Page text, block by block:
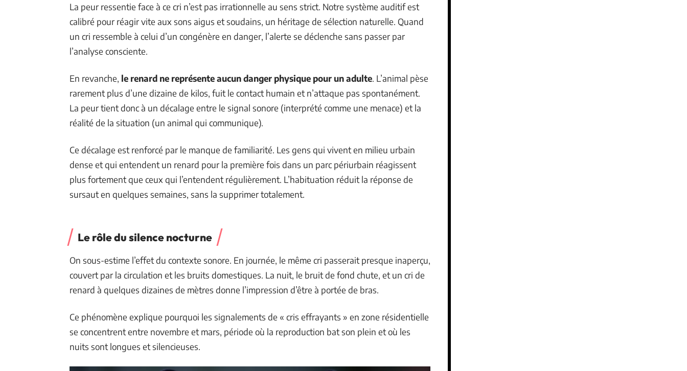
La peur ressentie face à ce cri n’est pas irrationnelle au sens strict. Notre système auditif est
calibré pour réagir vite aux sons aigus et soudains, un héritage de sélection naturelle. Quand
un cri ressemble à celui d’un congénère en danger, l’alerte se déclenche sans passer par
l’analyse consciente.
En revanche, le renard ne représente aucun danger physique pour un adulte. L’animal pèse
rarement plus d’une dizaine de kilos, fuit le contact humain et n’attaque pas spontanément.
La peur tient donc à un décalage entre le signal sonore (interprété comme une menace) et la
réalité de la situation (un animal qui communique).
Ce décalage est renforcé par le manque de familiarité. Les gens qui vivent en milieu urbain
dense et qui entendent un renard pour la première fois dans un parc périurbain réagissent
plus fortement que ceux qui l’entendent régulièrement. L’habituation réduit la réponse de
sursaut en quelques semaines, sans la supprimer totalement.
Le rôle du silence nocturne
On sous-estime l’effet du contexte sonore. En journée, le même cri passerait presque inaperçu,
couvert par la circulation et les bruits domestiques. La nuit, le bruit de fond chute, et un cri de
renard à quelques dizaines de mètres donne l’impression d’être à portée de bras.
Ce phénomène explique pourquoi les signalements de « cris effrayants » en zone résidentielle
se concentrent entre novembre et mars, période où la reproduction bat son plein et où les
nuits sont longues et silencieuses.